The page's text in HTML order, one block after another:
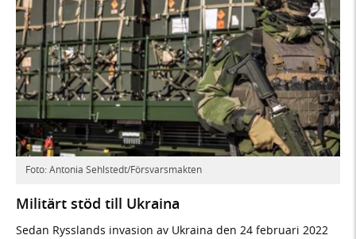
Foto: Antonia Sehlstedt/Försvarsmakten
Militärt stöd till Ukraina
Sedan Rysslands invasion av Ukraina den 24 februari 2022